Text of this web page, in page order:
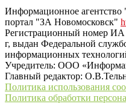
Информационное
портал "ЗА Новомосковск"
Регистрационный номер
г, выдан Федеральной
информационных
Учредитель: ООО
Главный редактор:
Политика использования
Политика обработки